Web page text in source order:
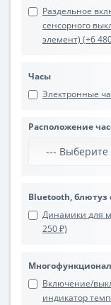
Раздельное
сенсорного
элемент) (+6
Часы
Электронные
Расположение
Bluetooth,
Динамики для
250 ₽)
Включение/
индикатор